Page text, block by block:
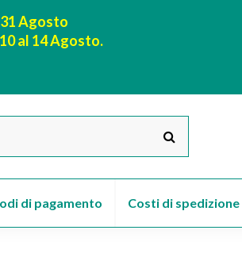
Agosto
al 14 Agosto.
Costi di spedizione
di pagamento